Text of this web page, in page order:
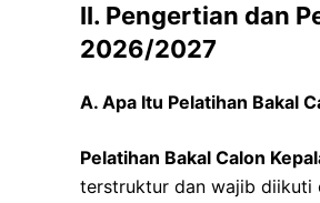
II. Pengertian dan
2026/2027
A. Apa Itu Pelatihan Bakal
Pelatihan Bakal Calon
terstruktur dan wajib diikuti